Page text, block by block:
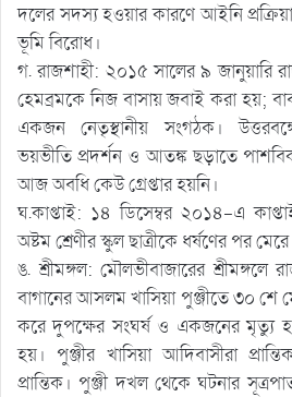
দলের সদস্য হওয়ার কারণে আইনি
ভূমি বিরোধ।
গ. রাজশাহী: ২০১৫ সালের ৯ জানুয়ারি
হেমব্রমকে নিজ বাসায় জবাই করা হয়;
একজন নেতৃস্থানীয় সংগঠক।
ভয়ভীতি প্রদর্শন ও আতঙ্ক ছড়াতে
আজ অবধি কেউ গ্রেপ্তার হয়নি।
ঘ.কাপ্তাই: ১৪ ডিসেম্বর ২০১৪-এ
অষ্টম শ্রেণীর স্কুল ছাত্রীকে ধর্ষণের পর
ঙ. শ্রীমঙ্গল: মৌলভীবাজারের শ্রীমঙ্গলে
বাগানের আসলম খাসিয়া পুঞ্জীতে ৩০ শে
করে দুপক্ষের সংঘর্ষ ও একজনের মৃত্যু
হয়। পুঞ্জীর খাসিয়া আদিবাসীরা
প্রান্তিক। পুঞ্জী দখল থেকে ঘটনার